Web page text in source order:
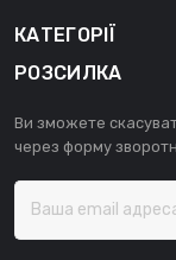
КАТЕГОРІЇ
РОЗСИЛКА
Ви зможете
через форму